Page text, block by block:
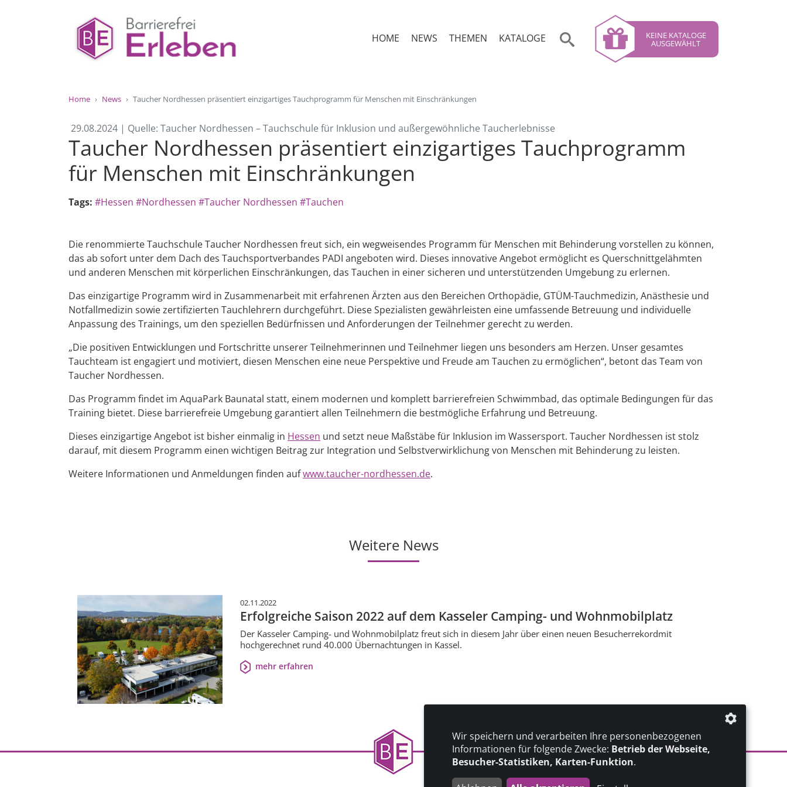
HOME NEWS THEMEN KATALOGE KEINE KATALOGE
AUSGEWÄHLT
Home News Taucher Nordhessen präsentiert einzigartiges Tauchprogramm für Menschen mit Einschränkungen
29.08.2024 | Quelle: Taucher Nordhessen – Tauchschule für Inklusion und außergewöhnliche Taucherlebnisse
Taucher Nordhessen präsentiert einzigartiges Tauchprogramm
für Menschen mit Einschränkungen
Tags: #Hessen #Nordhessen #Taucher Nordhessen #Tauchen
Die renommierte Tauchschule Taucher Nordhessen freut sich, ein wegweisendes Programm für Menschen mit Behinderung vorstellen zu können,
das ab sofort unter dem Dach des Tauchsportverbandes PADI angeboten wird. Dieses innovative Angebot ermöglicht es Querschnittgelähmten
und anderen Menschen mit körperlichen Einschränkungen, das Tauchen in einer sicheren und unterstützenden Umgebung zu erlernen.
Das einzigartige Programm wird in Zusammenarbeit mit erfahrenen Ärzten aus den Bereichen Orthopädie, GTÜM-Tauchmedizin, Anästhesie und
Notfallmedizin sowie zertifizierten Tauchlehrern durchgeführt. Diese Spezialisten gewährleisten eine umfassende Betreuung und individuelle
Anpassung des Trainings, um den speziellen Bedürfnissen und Anforderungen der Teilnehmer gerecht zu werden.
„Die positiven Entwicklungen und Fortschritte unserer Teilnehmerinnen und Teilnehmer liegen uns besonders am Herzen. Unser gesamtes
Tauchteam ist engagiert und motiviert, diesen Menschen eine neue Perspektive und Freude am Tauchen zu ermöglichen“, betont das Team von
Taucher Nordhessen.
Das Programm findet im AquaPark Baunatal statt, einem modernen und komplett barrierefreien Schwimmbad, das optimale Bedingungen für das
Training bietet. Diese barrierefreie Umgebung garantiert allen Teilnehmern die bestmögliche Erfahrung und Betreuung.
Dieses einzigartige Angebot ist bisher einmalig in Hessen und setzt neue Maßstäbe für Inklusion im Wassersport. Taucher Nordhessen ist stolz
darauf, mit diesem Programm einen wichtigen Beitrag zur Integration und Selbstverwirklichung von Menschen mit Behinderung zu leisten.
Weitere Informationen und Anmeldungen finden aufwww.taucher-nordhessen.de.
Weitere News
02.11.2022
Erfolgreiche Saison 2022 auf dem Kasseler Camping- und Wohnmobilplatz
Der Kasseler Camping- und Wohnmobilplatz freut sich in diesem Jahr über einen neuen Besucherrekordmit
hochgerechnet rund 40.000 Übernachtungen in Kassel.
mehr erfahren
Wir speichern und verarbeiten Ihre personenbezogenen
Informationen für folgende Zwecke: Betrieb der Webseite,
Besucher-Statistiken, Karten-Funktion.